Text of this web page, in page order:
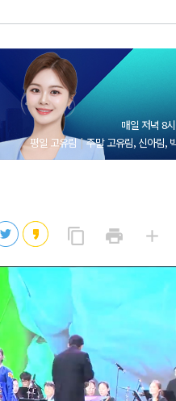
2026년 08월 07일(
2026년 08월 07일(
2026년 08월 07일(
2026년 08월 07
2026년 08월 07일(
2026년 08월 07
매일 저녁 8
평일 고유림
주말 고유림, 신아림,
content_copy
사
print add
게